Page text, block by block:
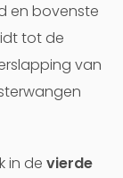
en bovenste
tot de
van
in de vierde